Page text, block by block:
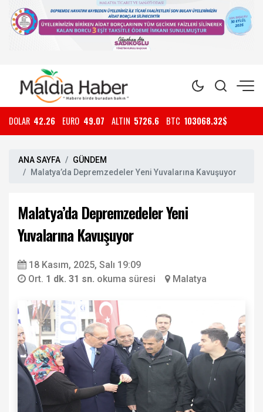
DOLAR 42.26 EURO 49.07 ALTIN 5726.6 BTC 103068.32$
ANA SAYFA
GÜNDEM
Malatya’da Depremzedeler Yeni Yuvalarına Kavuşuyor
Malatya’da Depremzedeler Yeni
Yuvalarına Kavuşuyor
18 Kasım, 2025, Salı 19:09
Ort. 1 dk. 31 sn. okuma süresi Malatya